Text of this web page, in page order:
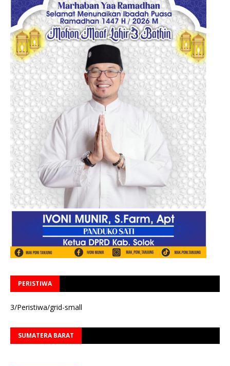
PERISTIWA
3/Peristiwa/grid-small
SUMATERA BARAT